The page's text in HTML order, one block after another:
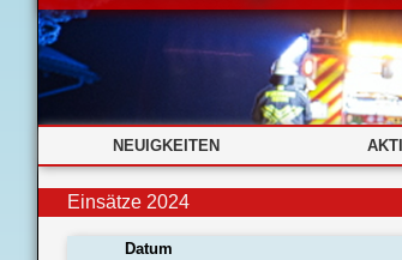
NEUIGKEITEN
Einsätze 2024
Datum